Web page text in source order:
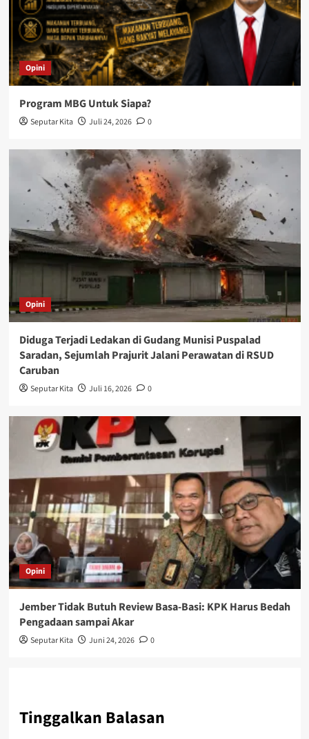
Opini
Program MBG Untuk Siapa?
Seputar Kita Juli 24, 2026 0
Opini
Diduga Terjadi Ledakan di Gudang Munisi Puspalad
Saradan, Sejumlah Prajurit Jalani Perawatan di RSUD
Caruban
Seputar Kita Juli 16, 2026 0
Opini
Jember Tidak Butuh Review Basa-Basi: KPK Harus Bedah
Pengadaan sampai Akar
Seputar Kita Juni 24, 2026 0
Tinggalkan Balasan